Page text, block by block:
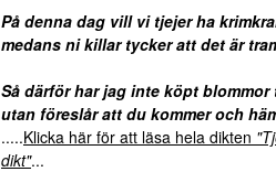
På denna dag vill vi tjejer ha
medans ni killar tycker att det är
Så därför har jag inte köpt
utan föreslår att du kommer och
.....Klicka här för att läsa hela dikten
dikt"...